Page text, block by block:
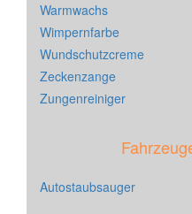
Warmwachs
Wimpernfarbe
Wundschutzcreme
Zeckenzange
Zungenreiniger
Autostaubsauger